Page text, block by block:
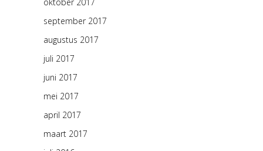
september 2017
augustus 2017
juli 2017
juni 2017
mei 2017
april 2017
maart 2017